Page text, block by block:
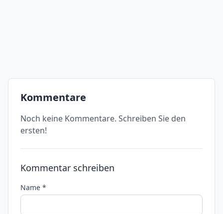
Kommentare
Noch keine Kommentare. Schreiben Sie den
ersten!
Kommentar schreiben
Name *